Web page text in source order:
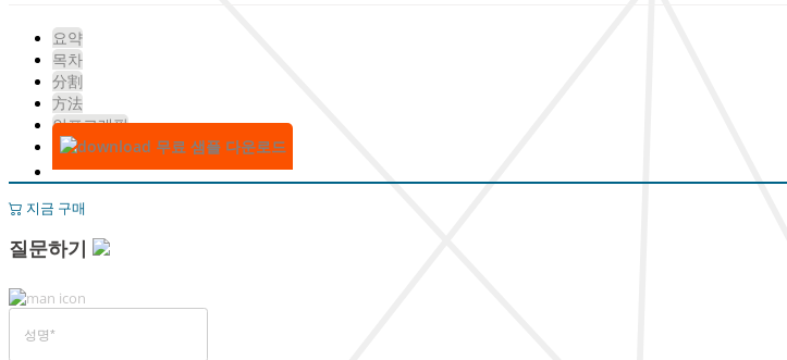
요약
목차
分割
方法
인포그래픽
무료 샘플 다운로드
지금 구매
질문하기